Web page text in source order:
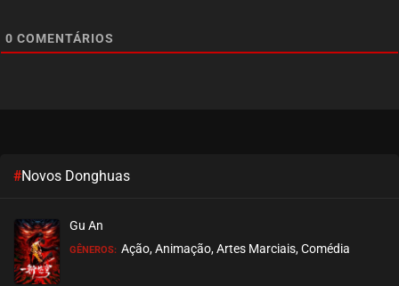
0 COMENTÁRIOS
#Novos Donghuas
Gu An
GÊNEROS: Ação, Animação, Artes Marciais, Comédia